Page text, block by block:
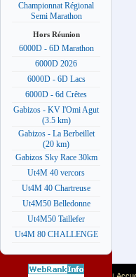
Championnat Régional
Semi Marathon
Hors Réunion
6000D - 6D Marathon
6000D 2026
6000D - 6D Lacs
6000D - 6d Crêtes
Gabizos - KV l'Omi Agut
(3.5 km)
Gabizos - La Berbeillet
(20 km)
Gabizos Sky Race 30km
Ut4M 40 vercors
Ut4M 40 Chartreuse
Ut4M50 Belledonne
Ut4M50 Taillefer
Ut4M 80 CHALLENGE